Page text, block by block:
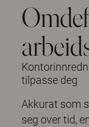
tilpasse deg
Akkurat som
seg over tid,